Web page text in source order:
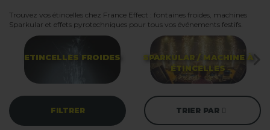
Trouvez vos étincelles chez France Effect : fontaines froides, machines
Sparkular et effets pyrotechniques pour tous vos événements festifs.
ETINCELLES FROIDES
SPARKULAR / MACHINE À
ÉTINCELLES
FILTRER TRIER PAR